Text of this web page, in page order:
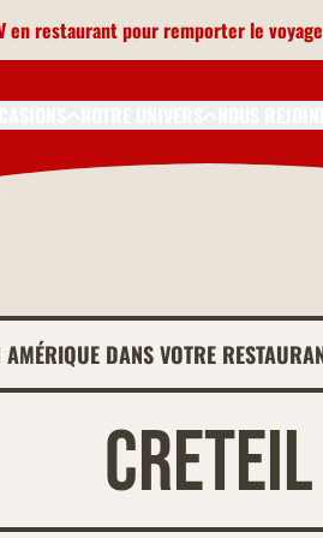
en restaurant pour remporter le
AMÉRIQUE DANS VOTRE
Creteil